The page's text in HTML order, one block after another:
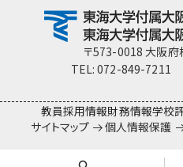
team Gyosei
〒573-0018 大阪
TEL: 072-849-7211
教員採用情報財務情報学校
サイトマップ
個人情報保護